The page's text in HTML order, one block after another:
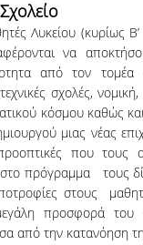
Λυκείου (κυρίως Β’
να
από τον
σχολές,
κόσμου καθώς
μιας νέας
που
πρόγραμμα τους
στους
προσφορά
από την κατανόηση